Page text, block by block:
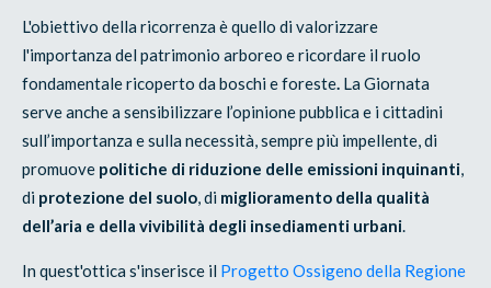
L'obiettivo della ricorrenza è quello di valorizzare
l'importanza del patrimonio arboreo e ricordare il ruolo
fondamentale ricoperto da boschi e foreste. La Giornata
serve anche a sensibilizzare l’opinione pubblica e i cittadini
sull’importanza e sulla necessità, sempre più impellente, di
promuove politiche di riduzione delle emissioni inquinanti,
di protezione del suolo, di miglioramento della qualità
dell’aria e della vivibilità degli insediamenti urbani.
In quest'ottica s'inserisce il Progetto Ossigeno della Regione